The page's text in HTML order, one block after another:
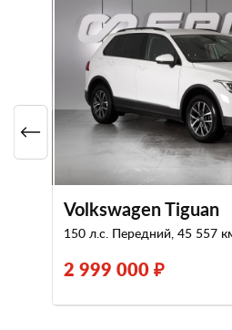
Volkswagen Tiguan
150 л.с. Передний, 45 557
2 999 000 ₽